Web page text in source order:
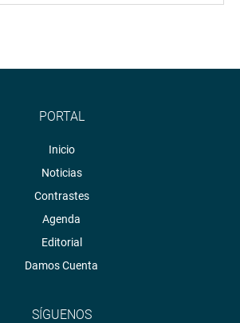
PORTAL
Inicio
Noticias
Contrastes
Agenda
Editorial
Damos Cuenta
SÍGUENOS